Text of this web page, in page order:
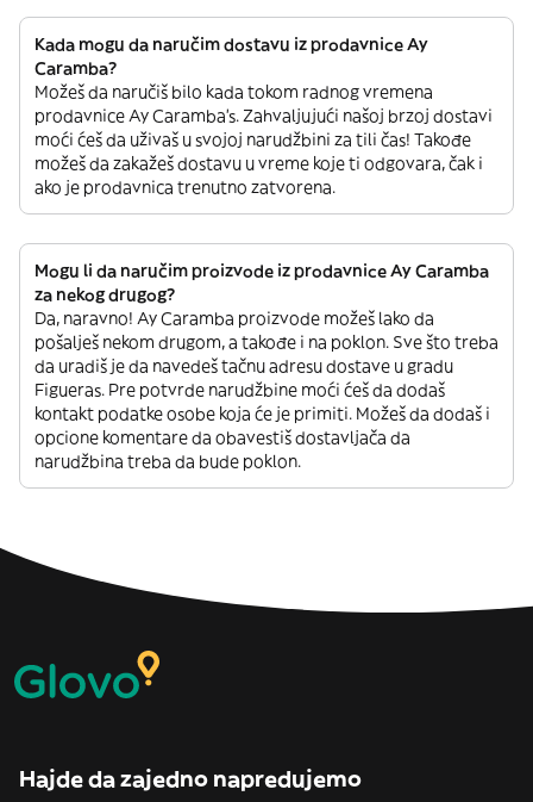
Kada mogu da naručim dostavu iz prodavnice Ay
Caramba?
Možeš da naručiš bilo kada tokom radnog vremena
prodavnice Ay Caramba’s. Zahvaljujući našoj brzoj dostavi
moći ćeš da uživaš u svojoj narudžbini za tili čas! Takođe
možeš da zakažeš dostavu u vreme koje ti odgovara, čak i
ako je prodavnica trenutno zatvorena.
Mogu li da naručim proizvode iz prodavnice Ay Caramba
za nekog drugog?
Da, naravno! Ay Caramba proizvode možeš lako da
pošalješ nekom drugom, a takođe i na poklon. Sve što treba
da uradiš je da navedeš tačnu adresu dostave u gradu
Figueras. Pre potvrde narudžbine moći ćeš da dodaš
kontakt podatke osobe koja će je primiti. Možeš da dodaš i
opcione komentare da obavestiš dostavljača da
narudžbina treba da bude poklon.
Hajde da zajedno napredujemo